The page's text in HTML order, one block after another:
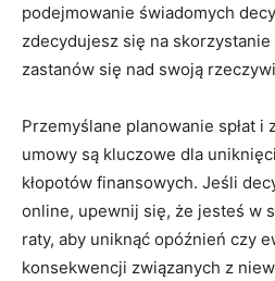
podejmowanie świadomych
zdecydujesz się na
zastanów się nad swoją
Przemyślane planowanie spłat
umowy są kluczowe dla
kłopotów finansowych. Jeśli
online, upewnij się, że jesteś w
raty, aby uniknąć opóźnień czy
konsekwencji związanych z